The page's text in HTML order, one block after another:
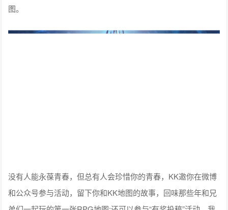
图。
没有人能永葆青春，但总有人会珍惜你的青春，KK邀你在微博
和公众号参与活动，留下你和KK地图的故事，回味那些年和兄